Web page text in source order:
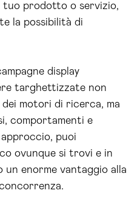
prodotto o servizio,
la possibilità di
display
targhettizzate non
motori di ricerca, ma
comportamenti e
puoi
ovunque si trovi e in
un enorme vantaggio alla